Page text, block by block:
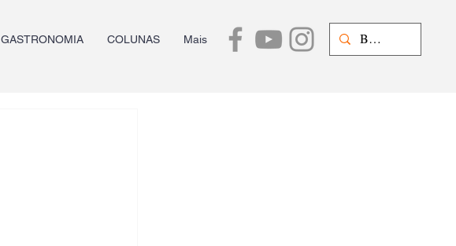
GASTRONOMIA COLUNAS Mais